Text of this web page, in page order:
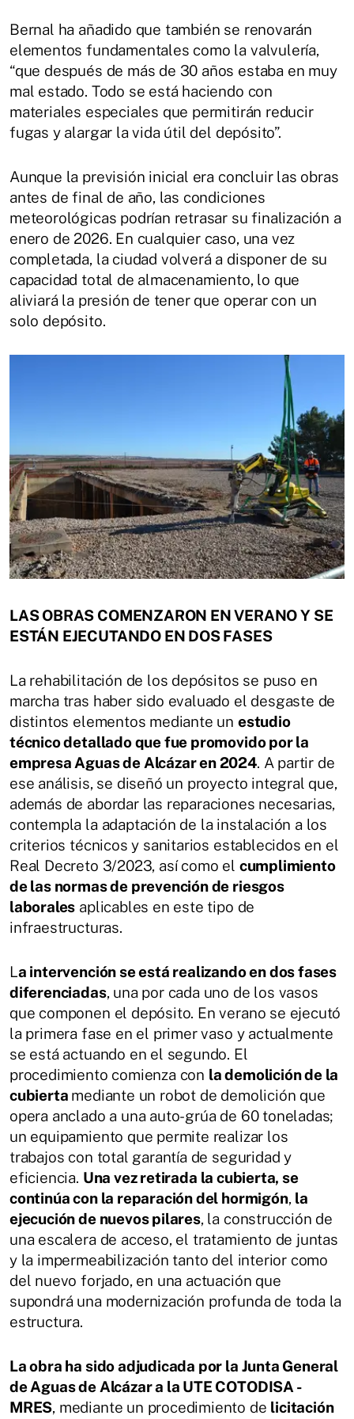
Bernal ha añadido que también se renovarán
elementos fundamentales como la valvulería,
“que después de más de 30 años estaba en muy
mal estado. Todo se está haciendo con
materiales especiales que permitirán reducir
fugas y alargar la vida útil del depósito”.
Aunque la previsión inicial era concluir las obras
antes de final de año, las condiciones
meteorológicas podrían retrasar su finalización a
enero de 2026. En cualquier caso, una vez
completada, la ciudad volverá a disponer de su
capacidad total de almacenamiento, lo que
aliviará la presión de tener que operar con un
solo depósito.
LAS OBRAS COMENZARON EN VERANO Y SE
ESTÁN EJECUTANDO EN DOS FASES
La rehabilitación de los depósitos se puso en
marcha tras haber sido evaluado el desgaste de
distintos elementos mediante un estudio
técnico detallado que fue promovido por la
empresa Aguas de Alcázar en 2024. A partir de
ese análisis, se diseñó un proyecto integral que,
además de abordar las reparaciones necesarias,
contempla la adaptación de la instalación a los
criterios técnicos y sanitarios establecidos en el
Real Decreto 3/2023, así como el cumplimiento
de las normas de prevención de riesgos
laborales aplicables en este tipo de
infraestructuras.
La intervención se está realizando en dos fases
diferenciadas, una por cada uno de los vasos
que componen el depósito. En verano se ejecutó
la primera fase en el primer vaso y actualmente
se está actuando en el segundo. El
procedimiento comienza con la demolición de la
cubierta mediante un robot de demolición que
opera anclado a una auto-grúa de 60 toneladas;
un equipamiento que permite realizar los
trabajos con total garantía de seguridad y
eficiencia. Una vez retirada la cubierta, se
continúa con la reparación del hormigón, la
ejecución de nuevos pilares, la construcción de
una escalera de acceso, el tratamiento de juntas
y la impermeabilización tanto del interior como
del nuevo forjado, en una actuación que
supondrá una modernización profunda de toda la
estructura.
La obra ha sido adjudicada por la Junta General
de Aguas de Alcázar a la UTE COTODISA -
MRES, mediante un procedimiento de licitación